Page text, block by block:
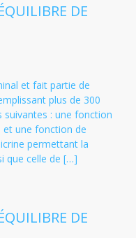
DE
et fait partie de
plus de 300
: une fonction
et une fonction de
permettant la
que celle de […]
DE